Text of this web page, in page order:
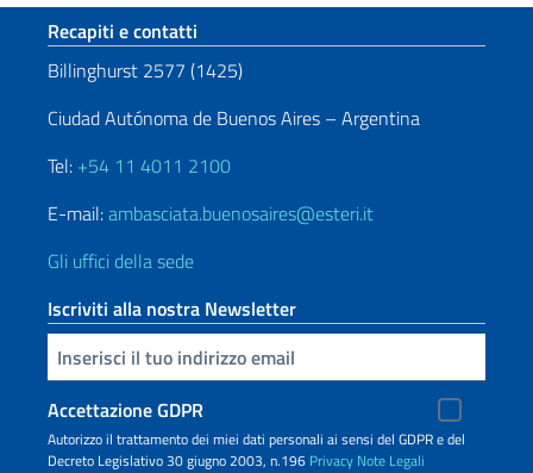
Sezione footer
Recapiti e contatti
Billinghurst 2577 (1425)
Ciudad Autónoma de Buenos Aires – Argentina
Tel: +54 11 4011 2100
E-mail:ambasciata.buenosaires@esteri.it
Gli uffici della sede
Iscriviti alla nostra Newsletter
Inserisci la tua email
Accettazione GDPR
Autorizzo il trattamento dei miei dati personali ai sensi del GDPR e del
Decreto Legislativo 30 giugno 2003, n.196 Privacy Note Legali